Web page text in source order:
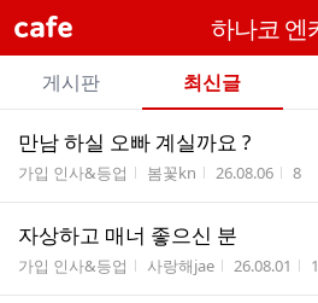
cafe 하나코 엔
카
페
메
뉴
게시판 최신글
전
체
글
리
만남 하실 오빠 계실까요 ?
게시판명
가입 인사&등업 작성자
봄꽃kn 작성시간
26.08.06 조
8
자상하고 매너 좋으신 분
게시판명
가입 인사&등업 작성자
사랑해jae 작성시간
26.08.01